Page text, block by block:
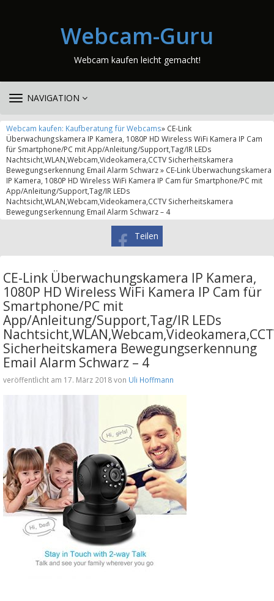
Webcam-Guru
Webcam kaufen leicht gemacht!
TOGGLE
NAVIGATION
Webcam kaufen: Kaufberatung für Webcams» CE-Link
Überwachungskamera IP Kamera, 1080P HD Wireless WiFi Kamera IP Cam
für Smartphone/PC mit App/Anleitung/Support,Tag/IR LEDs
Nachtsicht,WLAN,Webcam,Videokamera,CCTV Sicherheitskamera
Bewegungserkennung Email Alarm Schwarz » CE-Link Überwachungskamera
IP Kamera, 1080P HD Wireless WiFi Kamera IP Cam für Smartphone/PC mit
App/Anleitung/Support,Tag/IR LEDs
Nachtsicht,WLAN,Webcam,Videokamera,CCTV Sicherheitskamera
Bewegungserkennung Email Alarm Schwarz – 4
Teilen
CE-Link Überwachungskamera IP Kamera,
1080P HD Wireless WiFi Kamera IP Cam für
Smartphone/PC mit
App/Anleitung/Support,Tag/IR LEDs
Sicherheitskamera Bewegungserkennung
Email Alarm Schwarz – 4
veröffentlicht am 17. März 2018 von Uli Hoffmann